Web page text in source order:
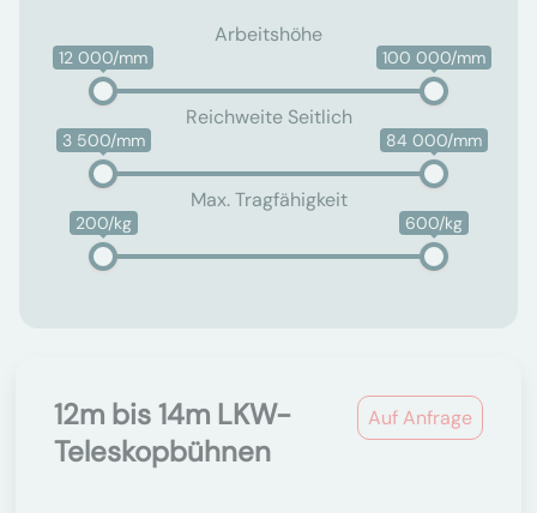
Arbeitshöhe
12 000/mm 100 000/mm
Reichweite Seitlich
3 500/mm 84 000/mm
Max. Tragfähigkeit
200/kg 600/kg
Auf Anfrage
12m bis 14m LKW-
Teleskopbühnen